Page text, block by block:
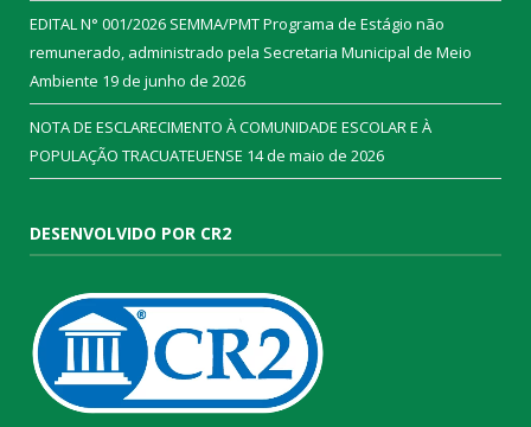
EDITAL N° 001/2026 SEMMA/PMT Programa de Estágio não
remunerado, administrado pela Secretaria Municipal de Meio
Ambiente 19 de junho de 2026
NOTA DE ESCLARECIMENTO À COMUNIDADE ESCOLAR E À
POPULAÇÃO TRACUATEUENSE 14 de maio de 2026
DESENVOLVIDO POR CR2